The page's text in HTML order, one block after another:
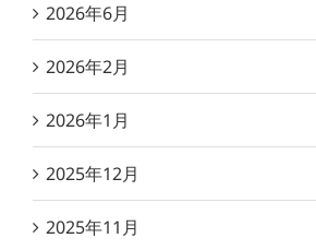
2026年6月
2026年2月
2026年1月
2025年12月
2025年11月